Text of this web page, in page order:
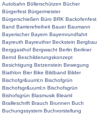
Autobahn Böllerschützen Bücher
Bürgerfest Bürgermeister
Bürgerschießen Büro BRK Backofenfest
Band Barrierefreiheit Bauer Baumann
Bayerischer Bayern Bayernrundfahrt
Bayreuth Bayreuther Beckstein Bergbau
Berggasthof Bergwacht Berlin Berliner
Bernd Beschilderungskonzept
Besichtigung Betzenstein Bewegung
Biathlon Bier Bike Bildband Bilder
Bischofgr&uuml;n Bischofgrün
Bischofsgr&uuml;n Bischofsgrün
Bishofsgrün Blasmusik Bleaml
Brailleschrift Brauch Brunnen Buch
Buchungssystem Buchvorstellung